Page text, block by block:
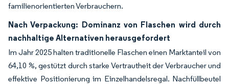
familienorientierten Verbrauchern.
Nach Verpackung: Dominanz von Flaschen wird durch
nachhaltige Alternativen herausgefordert
Im Jahr 2025 halten traditionelle Flaschen einen Marktanteil von
64,10 %, gestützt durch starke Vertrautheit der Verbraucher und
effektive Positionierung im Einzelhandelsregal. Nachfüllbeutel